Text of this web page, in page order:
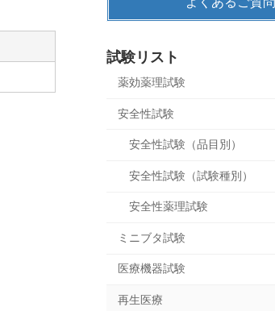
試験リスト
薬効薬理試験
安全性試験
安全性試験（品目別）
安全性試験（試験種別）
安全性薬理試験
ミニブタ試験
医療機器試験
再生医療